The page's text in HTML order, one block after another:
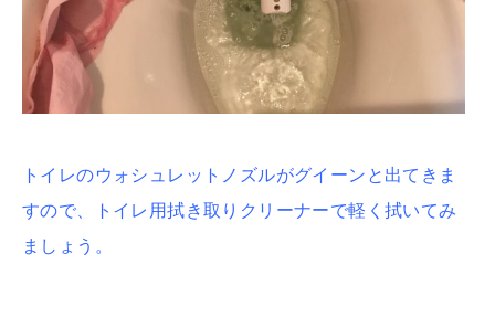
トイレのウォシュレットノズルがグイーンと出てきま
すので、トイレ用拭き取りクリーナーで軽く拭いてみ
ましょう。